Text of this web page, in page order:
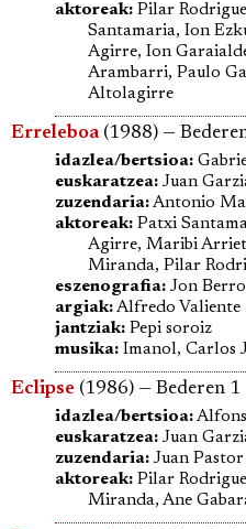
aktoreak: Pilar
Santamaria, Ion
Agirre, Ion
Arambarri, Paulo
Altolagirre
Erreleboa(1988) —
idazlea/bertsioa:
euskaratzea: Juan
zuzendaria:Antonio
aktoreak: Patxi
Agirre, Maribi
Miranda, Pilar
eszenografia: Jon
argiak:Alfredo Valiente
jantziak: Pepi soroiz
musika: Imanol, Carlos
Eclipse (1986) — Bederen 1
idazlea/bertsioa:
euskaratzea: Juan
zuzendaria: Juan Pastor
aktoreak: Pilar
Miranda, Ane